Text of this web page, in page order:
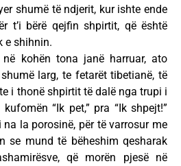
shumë të ndjerit, kur ishte ende
t’i bërë qejfin shpirtit, që është
e shihnin.
në kohën tona janë harruar, ato
larg, te fetarët tibetianë, të
i thonë shpirtit të dalë nga trupi i
“Ik pet,” pra “Ik shpejt!”
la porosinë, për të varrosur me
se mund të bëheshim qesharak
që morën pjesë në